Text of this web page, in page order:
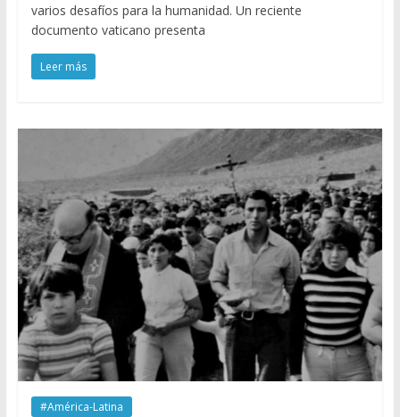
varios desafíos para la humanidad. Un reciente
documento vaticano presenta
Leer más
#América-Latina